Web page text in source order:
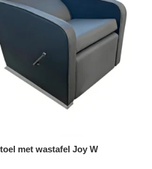
met wastafel Joy W